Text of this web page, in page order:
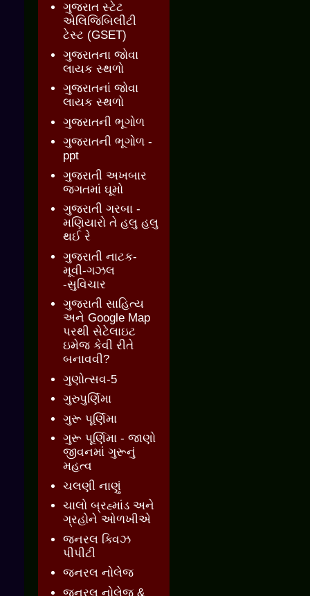
ગુજરાત સ્ટેટ
એલિજિબિલીટી
ટેસ્ટ (GSET)
ગુજરાતના જોવા
લાયક સ્થળો
ગુજરાતનાં જોવા
લાયક સ્થળો
ગુજરાતની ભૂગોળ
ગુજરાતની ભૂગોળ -
ppt
ગુજરાતી અખબાર
જગતમાં ઘૂમો
ગુજરાતી ગરબા -
મણિયારો તે હલુ હલુ
થઈ રે
ગુજરાતી નાટક-
મૂવી-ગઝલ
-સુવિચાર
ગુજરાતી સાહિત્ય
અને Google Map
પરથી સેટેલાઇટ
ઇમેજ કેવી રીતે
બનાવવી?
ગુણોત્સવ-5
ગુરુપુર્ણિમા
ગુરૂ પૂર્ણિમા
ગુરૂ પૂર્ણિમા - જાણો
જીવનમાં ગુરૂનું
મહત્વ
ચલણી નાણું
ચાલો બ્રહ્માંડ અને
ગ્રહોને ઓળખીએ
જનરલ ક્વિઝ
પીપીટી
જનરલ નોલેજ
જનરલ નોલેજ &